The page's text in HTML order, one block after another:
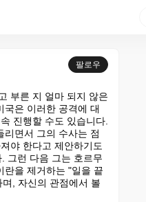
팔로우
부른 지 얼마 되지 않은
은 이러한 공격에 대
진행할 수도 있습니다.
면서 그의 수사는 점
야 한다고 제안하기도
그런 다음 그는 호르무
란을 제거하는 "일을 끝
, 자신의 관점에서 볼